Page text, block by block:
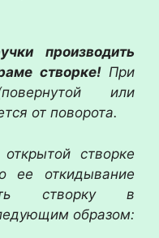
производить
створке!При
или
от поворота.
створке
ее откидывание
створку в
образом: